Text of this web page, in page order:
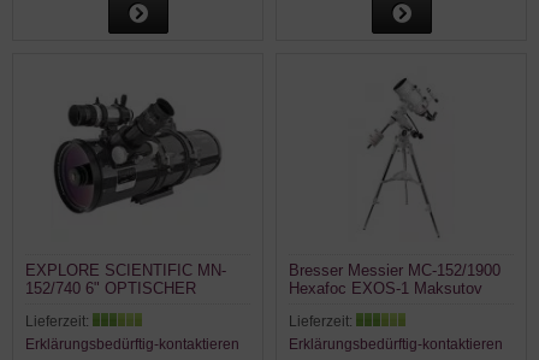
EXPLORE SCIENTIFIC MN-
152/740 6" OPTISCHER
Lieferzeit:
Erklärungsbedürftig-kontaktieren
Bresser Messier MC-152/1900
Hexafoc EXOS-1 Maksutov
Lieferzeit:
Erklärungsbedürftig-kontaktieren